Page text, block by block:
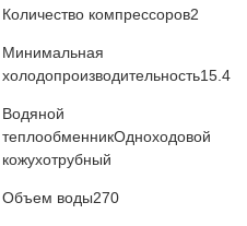
Количество компрессоров2
Минимальная
холодопроизводительность15.4
Водяной
теплообменникОдноходовой
кожухотрубный
Объем воды270